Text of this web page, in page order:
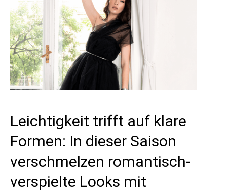
Leichtigkeit trifft auf klare
Formen: In dieser Saison
verschmelzen romantisch-
verspielte Looks mit